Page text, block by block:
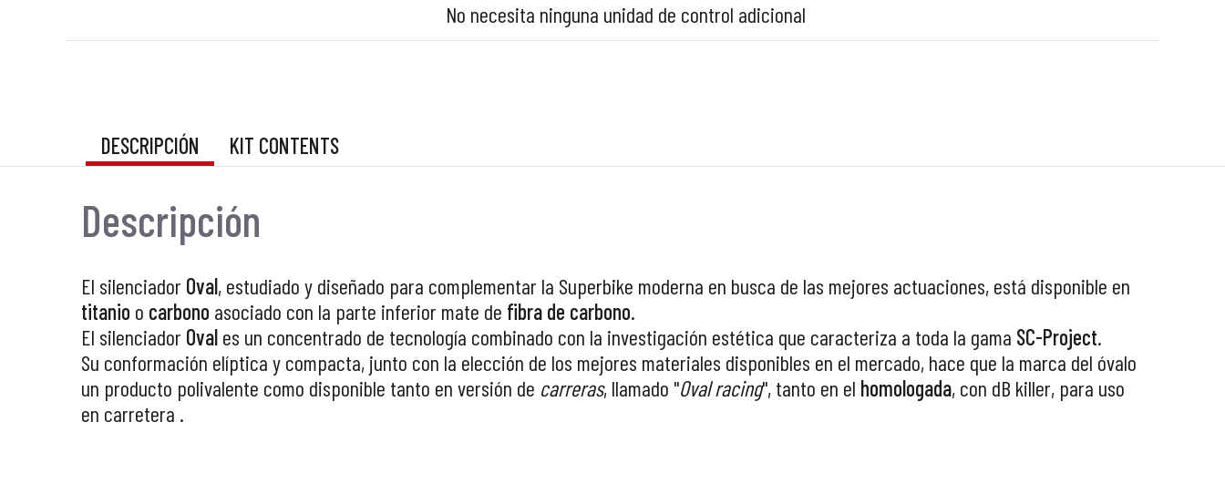
No necesita ninguna unidad de control adicional
DESCRIPCIÓN KIT CONTENTS
Descripción
El silenciador Oval, estudiado y diseñado para complementar la Superbike moderna en busca de las mejores actuaciones, está disponible en
titanio o carbono asociado con la parte inferior mate de fibra de carbono.
El silenciador Ovales un concentrado de tecnología combinado con la investigación estética que caracteriza a toda la gama SC-Project.
Su conformación elíptica y compacta, junto con la elección de los mejores materiales disponibles en el mercado, hace que la marca del óvalo
un producto polivalente como disponible tanto en versión de carreras, llamado "Oval racing", tanto en el homologada, con dB killer, para uso
en carretera .